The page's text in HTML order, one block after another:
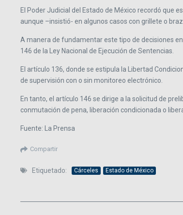
El Poder Judicial del Estado de México recordó que
aunque –insistió- en algunos casos con grillete o
A manera de fundamentar este tipo de decisiones
146 de la Ley Nacional de Ejecución de Sentencias.
El artículo 136, donde se estipula la Libertad
de supervisión con o sin monitoreo electrónico.
En tanto, el artículo 146 se dirige a la solicitud de
conmutación de pena, liberación condicionada o
Fuente: La Prensa
Compartir
Etiquetado: Cárceles Estado de México